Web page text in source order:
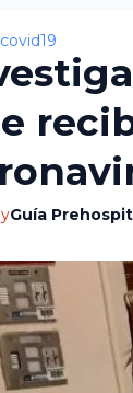
covid19
Guía